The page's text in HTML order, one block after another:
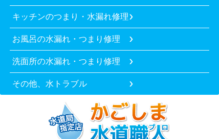
キッチンのつまり・水漏れ修理
お風呂の水漏れ・つまり修理
洗面所の水漏れ・つまり修理
その他、水トラブル